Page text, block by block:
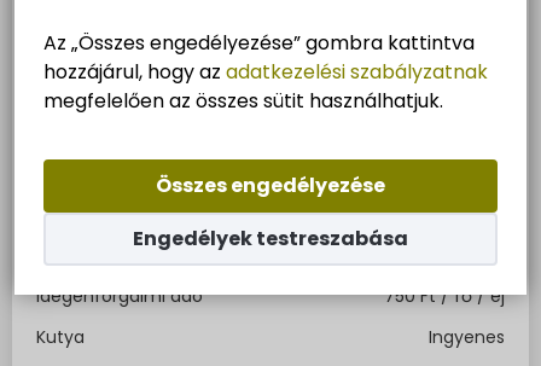
Az „Összes engedélyezése” gombra kattintva
hozzájárul, hogy az adatkezelési szabályzatnak
megfelelően az összes sütit használhatjuk.
Összes engedélyezése
Engedélyek testreszabása
Felnőtt
3 800 Ft / fő / éj
Gyerek (2-14)
2 280 Ft / fő / éj
Áramcsatlakozás (16A)
Helydíj/Superior parcella
4 980 Ft / éj
Helydíj/Basic parcella
Idegenforgalmi adó
750 Ft / fő / éj
Kutya
Ingyenes